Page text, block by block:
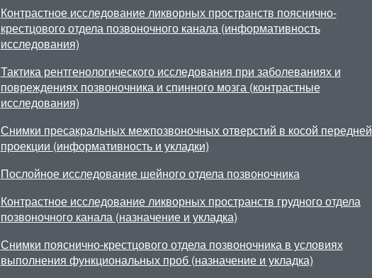
Контрастное исследование ликворных пространств пояснично-
крестцового отдела позвоночного канала (информативность
исследования)
Тактика рентгенологического исследования при заболеваниях и
повреждениях позвоночника и спинного мозга (контрастные
исследования)
Снимки пресакральных межпозвоночных отверстий в косой передней
проекции (информативность и укладки)
Послойное исследование шейного отдела позвоночника
Контрастное исследование ликворных пространств грудного отдела
позвоночного канала (назначение и укладка)
Снимки пояснично-крестцового отдела позвоночника в условиях
выполнения функциональных проб (назначение и укладка)